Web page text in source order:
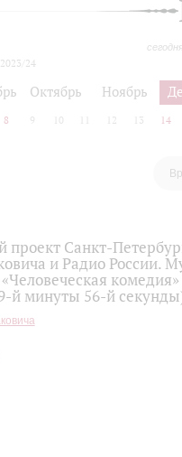
2023/24
Октябрь Ноябрь
8 9 10 12 13 14
проект Санкт-
и Радио России.
«Человеческая
й минуты 56-й